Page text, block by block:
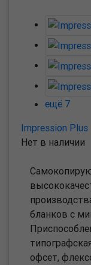
Impression Plus
Нет в наличии
бланков с
офсет,
ещё 7